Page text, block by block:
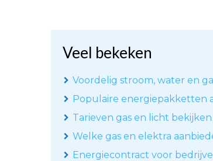
Veel bekeken
Voordelig stroom, water en
Populaire energiepakketten
Tarieven gas en licht bekijken
Welke gas en elektra
Energiecontract voor